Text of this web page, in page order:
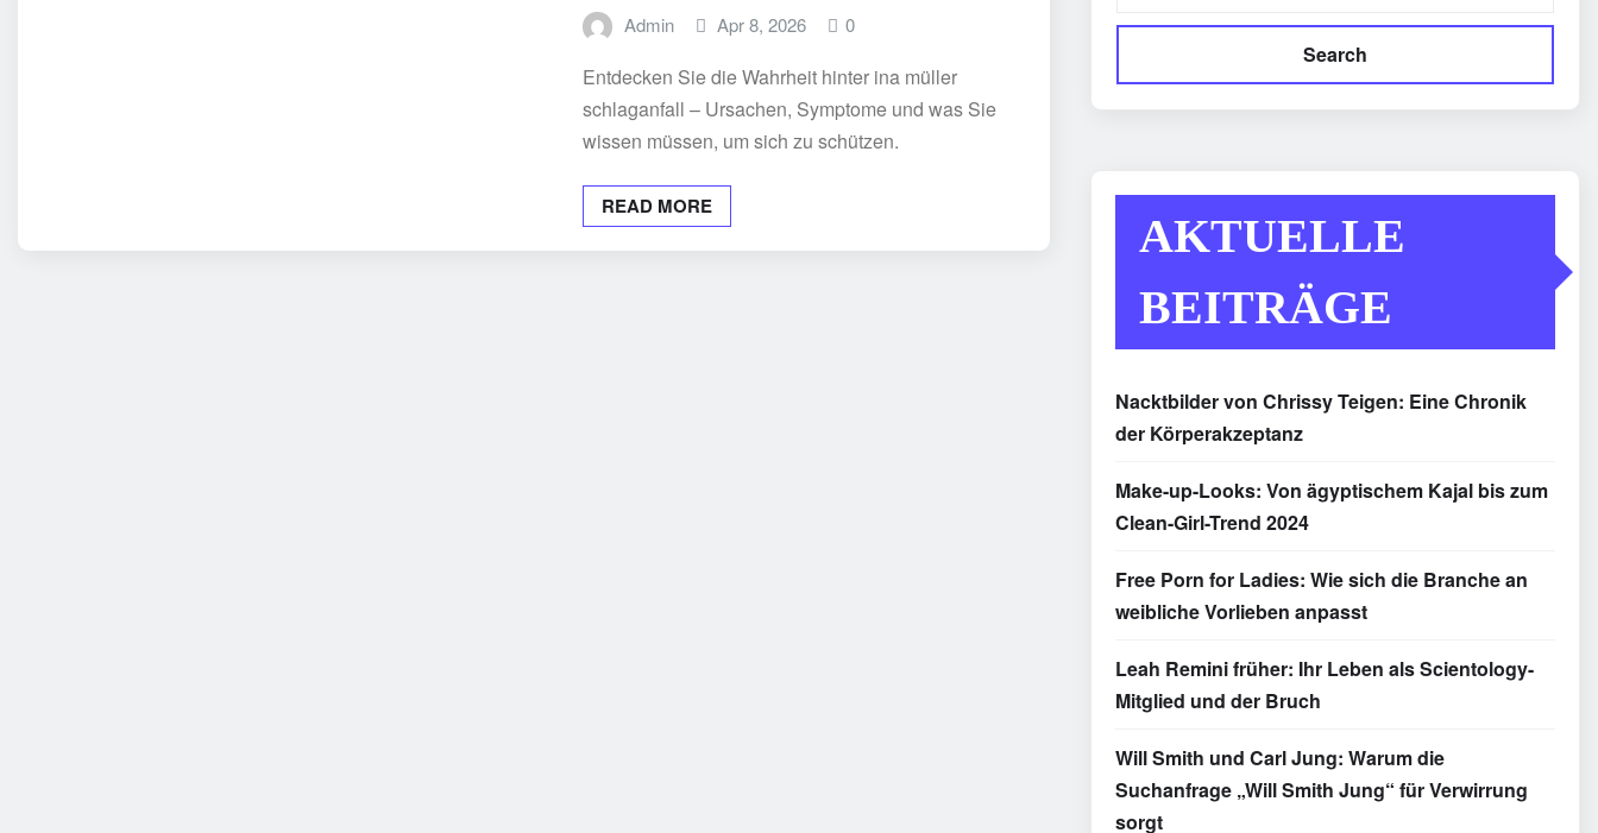
Admin Apr 8, 2026 0
Entdecken Sie die Wahrheit hinter ina müller
schlaganfall – Ursachen, Symptome und was Sie
wissen müssen, um sich zu schützen.
READ MORE
Search
AKTUELLE
BEITRÄGE
Nacktbilder von Chrissy Teigen: Eine Chronik
der Körperakzeptanz
Make-up-Looks: Von ägyptischem Kajal bis zum
Clean-Girl-Trend 2024
Free Porn for Ladies: Wie sich die Branche an
weibliche Vorlieben anpasst
Leah Remini früher: Ihr Leben als Scientology-
Mitglied und der Bruch
Will Smith und Carl Jung: Warum die
Suchanfrage „Will Smith Jung“ für Verwirrung
sorgt